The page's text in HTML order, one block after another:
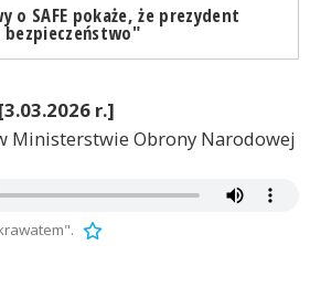
o SAFE pokaże, że prezydent
r.]
Ministerstwie Obrony Narodowej